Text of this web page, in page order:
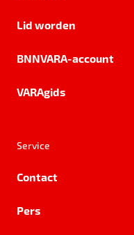
Lid worden
BNNVARA-account
VARAgids
Service
Contact
Pers